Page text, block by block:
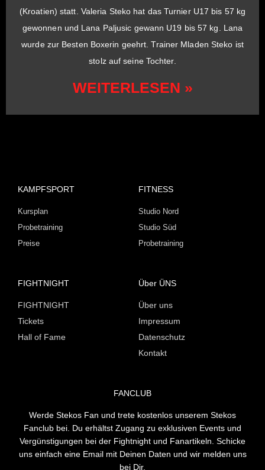
(Kroatien) statt. Valeria Steko hat das Turnier U17 bis 57 kg
gewonnen und Lana Paljusic gewann U19 bis 57 kg. Lana
wurde zur Besten Boxerin geehrt. Trainer Mladen Steko ist
stolz auf seine Tochter.
WEITERLESEN »
KAMPFSPORT
Kursplan
Probetraining
Preise
FITNESS
Studio Nord
Studio Süd
Probetraining
FIGHTNIGHT
FIGHTNIGHT
Tickets
Hall of Fame
Über ÜNS
Über uns
Impressum
Datenschutz
Kontakt
FANCLUB
Werde Stekos Fan und trete kostenlos unserem Stekos
Fanclub bei. Du erhältst Zugang zu exklusiven Events und
Vergünstigungen bei der Fightnight und Fanartikeln. Schicke
uns einfach eine Email mit Deinen Daten und wir melden uns
bei Dir.